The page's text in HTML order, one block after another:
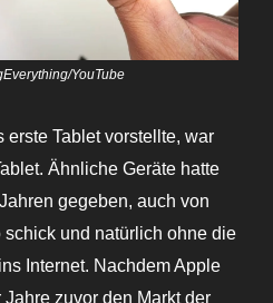
YouTube
Tablet vorstellte, war
Ähnliche Geräte hatte
gegeben, auch von
und natürlich ohne die
Internet. Nachdem Apple
zuvor den Markt der